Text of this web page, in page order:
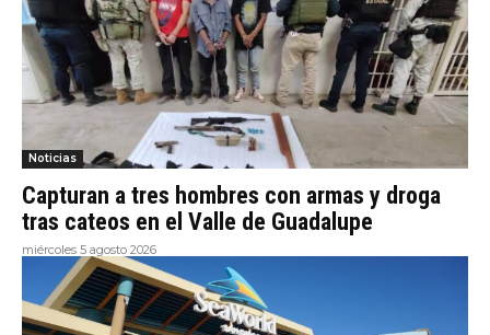
Noticias
Capturan a tres hombres con armas y droga
tras cateos en el Valle de Guadalupe
miércoles 5 agosto 2026